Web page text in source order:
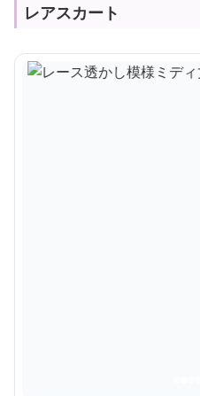
レアスカート